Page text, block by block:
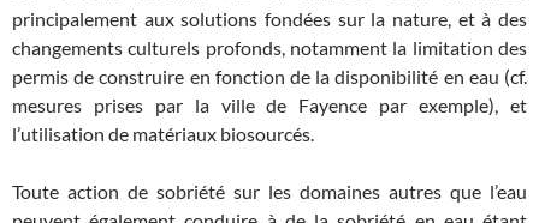
principalement aux solutions fondées sur la nature, et à des
changements culturels profonds, notamment la limitation des
permis de construire en fonction de la disponibilité en eau (cf.
mesures prises par la ville de Fayence par exemple), et
l’utilisation de matériaux biosourcés.
Toute action de sobriété sur les domaines autres que l’eau